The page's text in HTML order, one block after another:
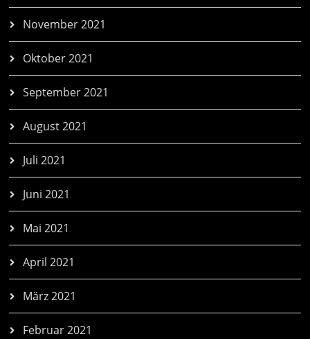
November 2021
Oktober 2021
September 2021
August 2021
Juli 2021
Juni 2021
Mai 2021
April 2021
März 2021
Februar 2021